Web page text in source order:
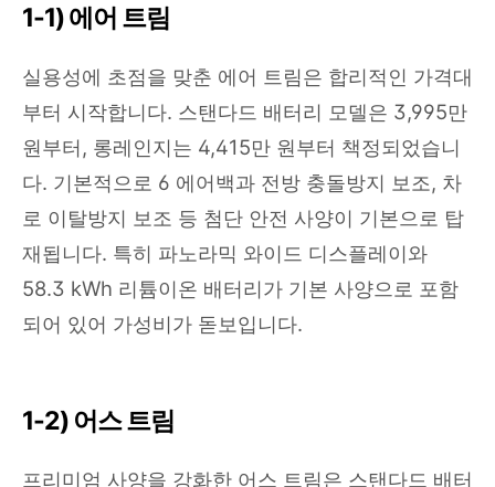
1-1) 에어 트림
실용성에 초점을 맞춘 에어 트림은 합리적인 가격대
부터 시작합니다. 스탠다드 배터리 모델은 3,995만
원부터, 롱레인지는 4,415만 원부터 책정되었습니
다. 기본적으로 6 에어백과 전방 충돌방지 보조, 차
로 이탈방지 보조 등 첨단 안전 사양이 기본으로 탑
재됩니다. 특히 파노라믹 와이드 디스플레이와
58.3 kWh 리튬이온 배터리가 기본 사양으로 포함
되어 있어 가성비가 돋보입니다.
1-2) 어스 트림
프리미엄 사양을 강화한 어스 트림은 스탠다드 배터